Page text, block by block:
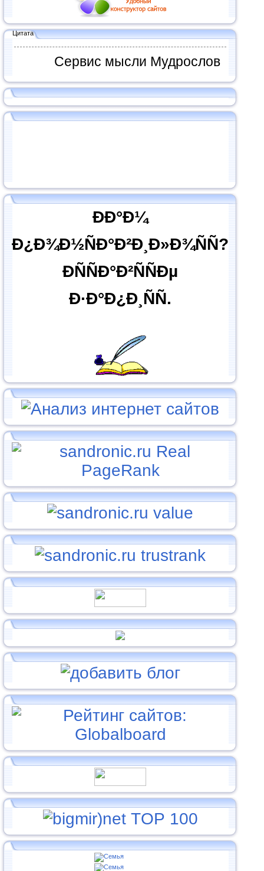
Цитата
Сервис мысли Мудрослов
ÐÐ°Ð¼
Ð¿Ð¾Ð½ÑÐ°Ð²Ð¸Ð»Ð¾ÑÑ?
ÐÑÑÐ°Ð²ÑÑÐµ
Ð·Ð°Ð¿Ð¸ÑÑ.